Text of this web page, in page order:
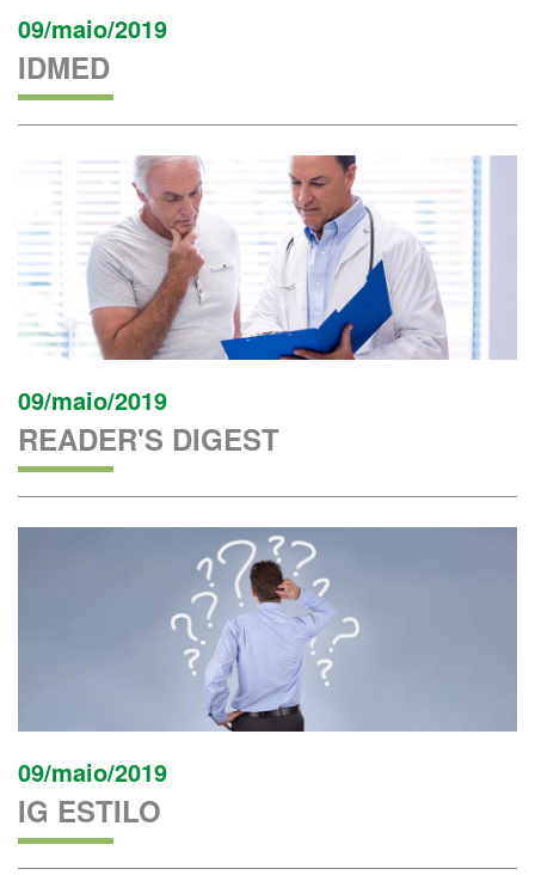
09/maio/2019
IDMED
09/maio/2019
READER'S DIGEST
09/maio/2019
IG ESTILO